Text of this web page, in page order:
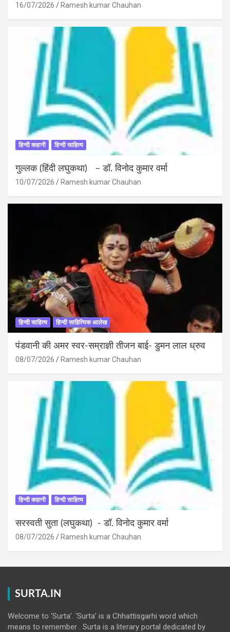
16/07/2026 Ramesh kumar Chauhan
हिन्दी कहानी हिन्दी साहित्य
गुल्लक (हिंदी लघुकथा) – डॉ. विनोद कुमार वर्मा
10/07/2026 Ramesh kumar Chauhan
हिन्दी साहित्य हिन्दी साहित्यिक आलेख
पंडवानी की अमर स्वर-सम्राज्ञी तीजन बाई- डुमन लाल ध्रुव
08/07/2026 Ramesh kumar Chauhan
हिन्दी कहानी हिन्दी साहित्य
सरस्वती सुता (लघुकथा) ​- डॉ. विनोद कुमार वर्मा
08/07/2026 Ramesh kumar Chauhan
SURTA.IN
Welcome to ‘Surta’. ‘Surta’ is a Chhattisgarhi word which
means to remember . Surta is a literary portal dedicated by